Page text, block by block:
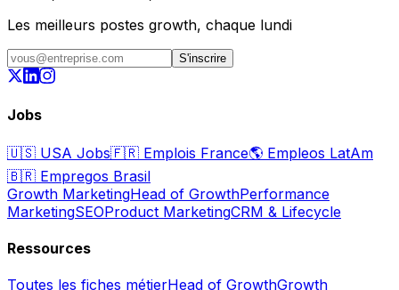
Les meilleurs postes growth, chaque lundi
S'inscrire
Jobs
🇺🇸 USA Jobs🇫🇷 Emplois France🌎 Empleos LatAm
🇧🇷 Empregos Brasil
Growth MarketingHead of GrowthPerformance
MarketingSEOProduct MarketingCRM & Lifecycle
Ressources
Toutes les fiches métierHead of GrowthGrowth